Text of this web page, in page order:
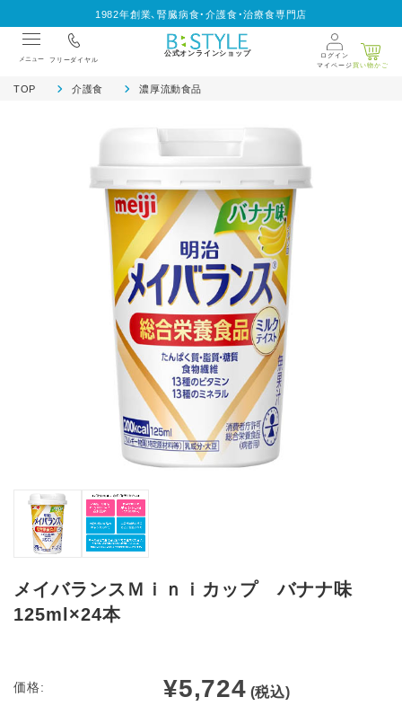
1982年創業、腎臓病食・介護食・治療食専門店
メニュー フリーダイヤル
公式オンラインショップ
ログイン
マイページ買い物かご
TOP 介護食 濃厚流動食品
メイバランスＭｉｎｉカップ バナナ味
125ml×24本
価格: ¥5,724 (税込)